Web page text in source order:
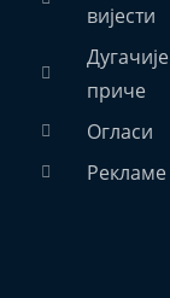
вијести
Дугачије
приче
Огласи
Рекламе